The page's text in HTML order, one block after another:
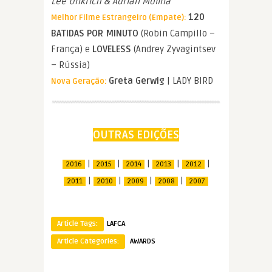
Melhor Filme Estrangeiro (Empate): 120
BATIDAS POR MINUTO (Robin Campillo –
França) e LOVELESS (Andrey Zyvagintsev
– Rússia)
Nova Geração: Greta Gerwig | LADY BIRD
OUTRAS EDIÇÕES
2016 | 2015 | 2014 | 2013 | 2012 |
2011 | 2010 | 2009 | 2008 | 2007
Article Tags:
LAFCA
Article Categories:
AWARDS